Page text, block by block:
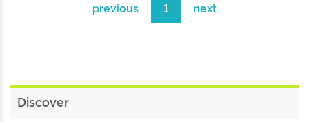
previous 1 next
Discover